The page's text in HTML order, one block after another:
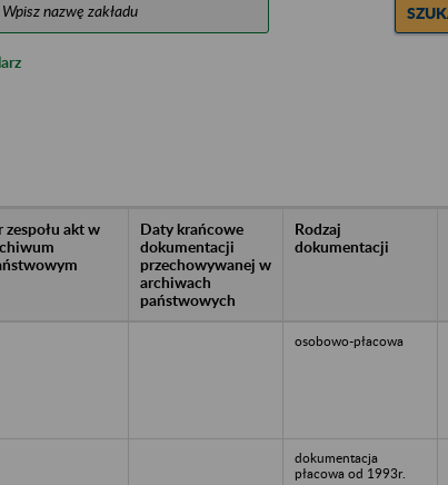
zespołu akt w
Daty krańcowe
dokumentacji
przechowywanej w
archiwach
państwowych
Rodzaj
dokumentacji
osobowo-płacowa
dokumentacja
płacowa od 1993r.